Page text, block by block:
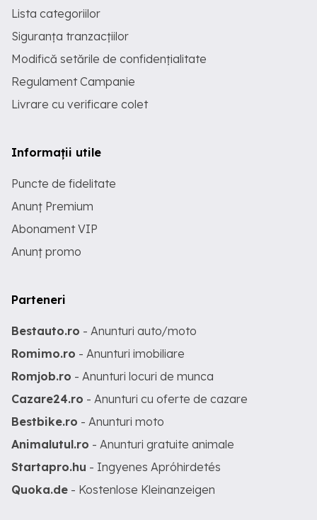
Lista categoriilor
Siguranța tranzacțiilor
Modifică setările de confidențialitate
Regulament Campanie
Livrare cu verificare colet
Informații utile
Puncte de fidelitate
Anunț Premium
Abonament VIP
Anunț promo
Parteneri
Bestauto.ro - Anunturi auto/moto
Romimo.ro - Anunturi imobiliare
Romjob.ro - Anunturi locuri de munca
Cazare24.ro - Anunturi cu oferte de cazare
Bestbike.ro - Anunturi moto
Animalutul.ro - Anunturi gratuite animale
Startapro.hu - Ingyenes Apróhirdetés
Quoka.de - Kostenlose Kleinanzeigen